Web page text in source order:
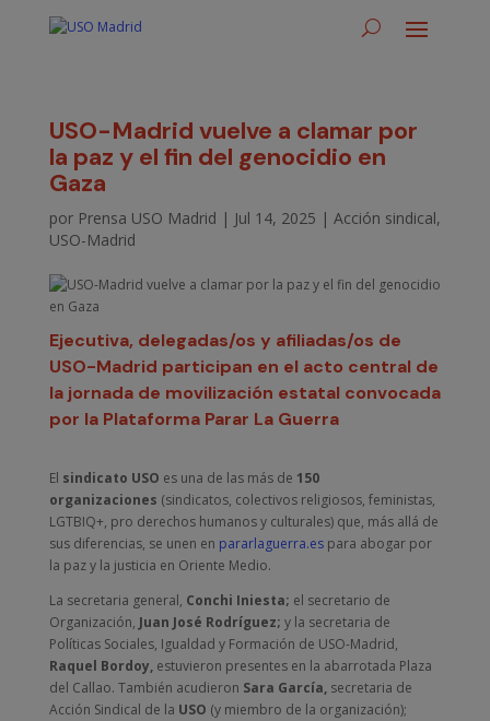
USO-Madrid vuelve a clamar por
la paz y el fin del genocidio en
Gaza
por Prensa USO Madrid | Jul 14, 2025 | Acción sindical,
USO-Madrid
Ejecutiva, delegadas/os y afiliadas/os de
USO-Madrid participan en el acto central de
la jornada de movilización estatal convocada
por la Plataforma Parar La Guerra
El sindicato USO es una de las más de 150
organizaciones (sindicatos, colectivos religiosos, feministas,
LGTBIQ+, pro derechos humanos y culturales) que, más allá de
sus diferencias, se unen en pararlaguerra.espara abogar por
la paz y la justicia en Oriente Medio.
La secretaria general, Conchi Iniesta; el secretario de
Organización, Juan José Rodríguez; y la secretaria de
Políticas Sociales, Igualdad y Formación de USO-Madrid,
Raquel Bordoy,estuvieron presentes en la abarrotada Plaza
del Callao. También acudieron Sara García,secretaria de
Acción Sindical de la USO (y miembro de la organización);